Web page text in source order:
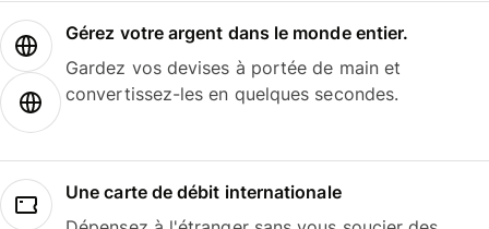
Gérez votre argent dans le monde entier.
Gardez vos devises à portée de main et
convertissez-les en quelques secondes.
Une carte de débit internationale